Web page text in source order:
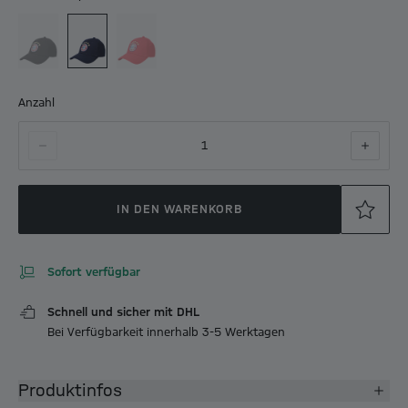
Anzahl
1
IN DEN WARENKORB
Sofort verfügbar
Schnell und sicher mit DHL
Bei Verfügbarkeit innerhalb 3-5 Werktagen
Produktinfos